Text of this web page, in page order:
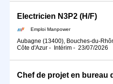
Electricien N3P2 (H/F)
Emploi Manpower
Aubagne (13400), Bouches-du-
Côte d'Azur - Intérim - 23/07/2026